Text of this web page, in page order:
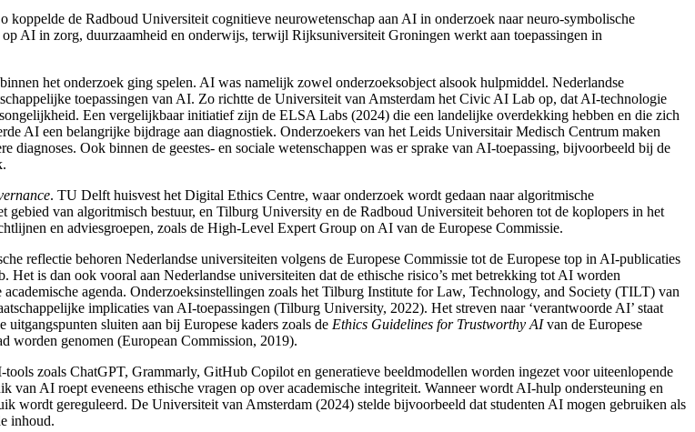
koppelde de Radboud Universiteit cognitieve neurowetenschap aan AI in onderzoek naar neuro-symbolische
AI in zorg, duurzaamheid en onderwijs, terwijl Rijksuniversiteit Groningen werkt aan toepassingen in
het onderzoek ging spelen. AI was namelijk zowel onderzoeksobject alsook hulpmiddel. Nederlandse
toepassingen van AI. Zo richtte de Universiteit van Amsterdam het Civic AI Lab op, dat AI-technologie
Een vergelijkbaar initiatief zijn de ELSA Labs (2024) die een landelijke overdekking hebben en die zich
AI een belangrijke bijdrage aan diagnostiek. Onderzoekers van het Leids Universitair Medisch Centrum maken
Ook binnen de geestes- en sociale wetenschappen was er sprake van AI-toepassing, bijvoorbeeld bij de
. TU Delft huisvest het Digital Ethics Centre, waar onderzoek wordt gedaan naar algoritmische
van algoritmisch bestuur, en Tilburg University en de Radboud Universiteit behoren tot de koplopers in het
en adviesgroepen, zoals de High-Level Expert Group on AI van de Europese Commissie.
reflectie behoren Nederlandse universiteiten volgens de Europese Commissie tot de Europese top in AI-publicaties
Het is dan ook vooral aan Nederlandse universiteiten dat de ethische risico’s met betrekking tot AI worden
agenda. Onderzoeksinstellingen zoals het Tilburg Institute for Law, Technology, and Society (TILT) van
implicaties van AI-toepassingen (Tilburg University, 2022). Het streven naar ‘verantwoorde AI’ staat
sluiten aan bij Europese kaders zoals de Ethics Guidelines for Trustworthy AIvan de Europese
worden genomen (European Commission, 2019).
tools zoals ChatGPT, Grammarly, GitHub Copilot en generatieve beeldmodellen worden ingezet voor uiteenlopende
AI roept eveneens ethische vragen op over academische integriteit. Wanneer wordt AI-hulp ondersteuning en
wordt gereguleerd. De Universiteit van Amsterdam (2024) stelde bijvoorbeeld dat studenten AI mogen gebruiken als
inhoud.